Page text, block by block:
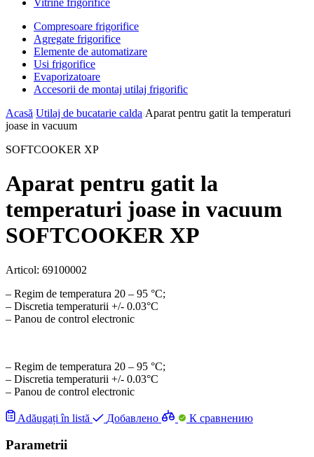
Compresoare frigorifice
Agregate frigorifice
Elemente de automatizare
Usi frigorifice
Evaporizatoare
Accesorii de montaj utilaj frigorific
Acasă Utilaj de bucatarie calda Aparat pentru gatit la temperaturi
joase in vacuum
SOFTCOOKER XP
Aparat pentru gatit la
temperaturi joase in vacuum
SOFTCOOKER XP
Articol: 69100002
– Regim de temperatura 20 – 95 °С;
– Discretia temperaturii +/- 0.03°С
– Panou de control electronic
– Regim de temperatura 20 – 95 °С;
– Discretia temperaturii +/- 0.03°С
– Panou de control electronic
Adăugați în listă Добавлено К сравнению
Parametrii